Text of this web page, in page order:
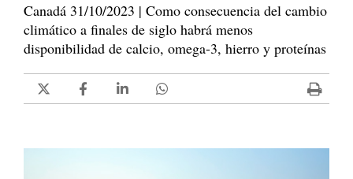
Canadá 31/10/2023 | Como consecuencia del cambio
climático a finales de siglo habrá menos
disponibilidad de calcio, omega-3, hierro y proteínas